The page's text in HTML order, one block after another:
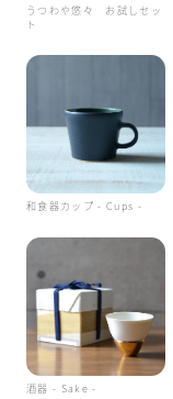
うつわや悠々 お試しセッ
ト
和食器カップ - Cups -
酒器 - Sake -